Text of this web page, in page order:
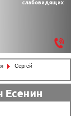
слабовидящих
Сергей
Есенин